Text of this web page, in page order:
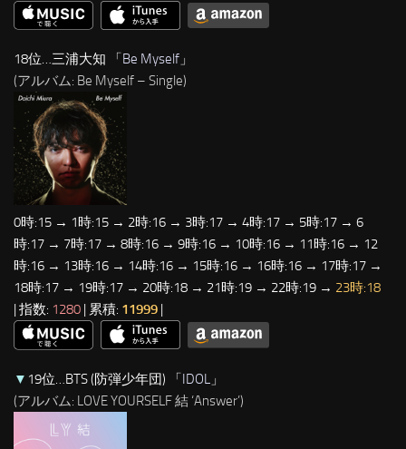
18位…三浦大知 「 Be Myself 」
(アルバム: Be Myself – Single)
0時:15 → 1時:15 → 2時:16 → 3時:17 → 4時:17 → 5時:17 → 6
時:17 → 7時:17 → 8時:16 → 9時:16 → 10時:16 → 11時:16 → 12
時:16 → 13時:16 → 14時:16 → 15時:16 → 16時:16 → 17時:17 →
18時:17 → 19時:17 → 20時:18 → 21時:19 → 22時:19 → 23時:18
| 指数: 1280 | 累積: 11999
▼ 19位…BTS (防弾少年団) 「IDOL 」
(アルバム: LOVE YOURSELF 結 ‘Answer’)